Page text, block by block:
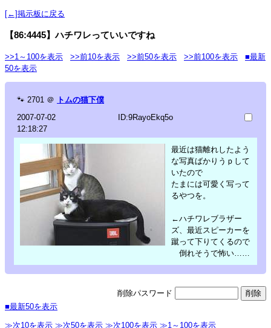
[←]掲示板に戻る
【86:4445】ハチワレっていいですね
>>1～100を表示 >>前10を表示 >>前50を表示 >>前100を表示
■最新
50を表示
🐾 2701 ＠ トムの猫下僕
2007-07-02
12:18:27
ID:9RayoEkq5o
最近は猫離れしたよう
な写真ばかりうｐして
いたので
たまには可愛く写って
るやつを。
←ハチワレブラザー
ズ、最近スピーカーを
蹴って下りてくるので
倒れそうで怖い……
削除パスワード
■最新50を表示
≫次10を表示 ≫次50を表示 ≫次100を表示 ≫1～100を表示